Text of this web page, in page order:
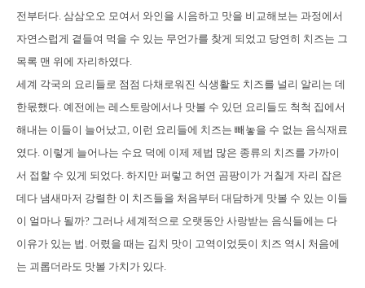
전부터다. 삼삼오오 모여서 와인을 시음하고 맛을 비교해보는 과정에서
자연스럽게 곁들여 먹을 수 있는 무언가를 찾게 되었고 당연히 치즈는 그
목록 맨 위에 자리하였다.
세계 각국의 요리들로 점점 다채로워진 식생활도 치즈를 널리 알리는 데
한몫했다. 예전에는 레스토랑에서나 맛볼 수 있던 요리들도 척척 집에서
해내는 이들이 늘어났고, 이런 요리들에 치즈는 빼놓을 수 없는 음식재료
였다. 이렇게 늘어나는 수요 덕에 이제 제법 많은 종류의 치즈를 가까이
서 접할 수 있게 되었다. 하지만 퍼렇고 허연 곰팡이가 거칠게 자리 잡은
데다 냄새마저 강렬한 이 치즈들을 처음부터 대담하게 맛볼 수 있는 이들
이 얼마나 될까? 그러나 세계적으로 오랫동안 사랑받는 음식들에는 다
이유가 있는 법. 어렸을 때는 김치 맛이 고역이었듯이 치즈 역시 처음에
는 괴롭더라도 맛볼 가치가 있다.